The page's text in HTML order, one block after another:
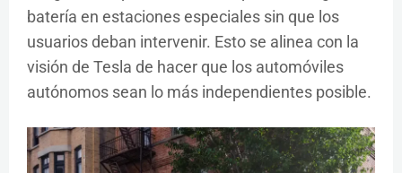
batería en estaciones especiales sin que los
usuarios deban intervenir. Esto se alinea con la
visión de Tesla de hacer que los automóviles
autónomos sean lo más independientes posible.